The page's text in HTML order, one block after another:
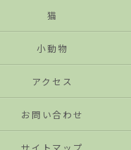
猫
小動物
アクセス
お問い合わせ